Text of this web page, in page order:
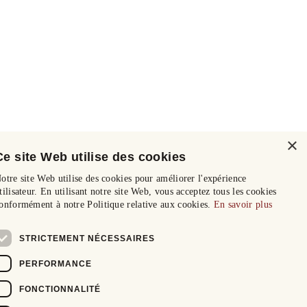
×
site Web utilise des cookies
site Web utilise des cookies pour améliorer l'expérience
En utilisant notre site Web, vous acceptez tous les cookies
à notre Politique relative aux cookies. En savoir plus
STRICTEMENT NÉCESSAIRES
PERFORMANCE
FONCTIONNALITÉ